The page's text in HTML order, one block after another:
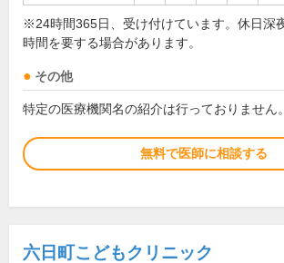
※24時間365日、受け付けています。休日深
時間を要する場合があります。
その他
特定の医療機関名の紹介は行っておりません。
無料で医師に相談する
六日町こどもクリニック